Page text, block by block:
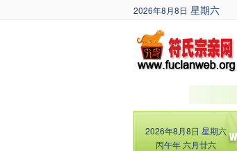
2026年8月8日 星期六
丙午年 六月廿六
2026年8月8日 星期六
丙午年 六月廿六